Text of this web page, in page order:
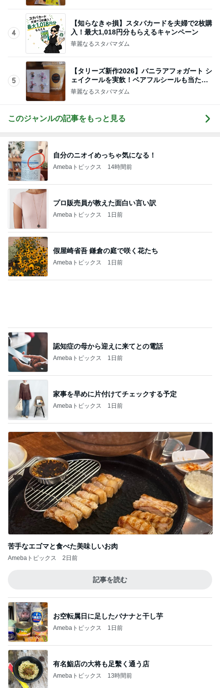
4
【知らなきゃ損】スタバカードを夫婦で2枚購
入！最大1,018円分もらえるキャンペーン
華麗なるスタバマダム
5
【タリーズ新作2026】バニラアフォガート シ
ェイクールを実飲！ベアフルシールも当たっ
た！
華麗なるスタバマダム
このジャンルの記事をもっと見る
自分のニオイめっちゃ気になる！
Amebaトピックス 14時間前
プロ販売員が教えた面白い言い訳
Amebaトピックス 1日前
假屋崎省吾 鎌倉の庭で咲く花たち
Amebaトピックス 1日前
家事を早めに片付けてチェックする予定
Amebaトピックス 1日前
苦手なエゴマと食べた美味しいお肉
Amebaトピックス 2日前
記事を読む
Amebaトピックス 1日前
有名鮨店の大将も足繫く通う店
Amebaトピックス 13時間前
韓国で衝動買いの1万ウォンの日傘
Amebaトピックス 1日前